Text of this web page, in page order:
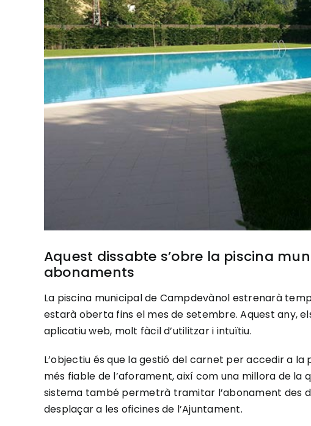
Aquest dissabte s’obre la piscina
abonaments
La piscina municipal de Campdevànol estrenarà
estarà oberta fins el mes de setembre. Aquest any,
aplicatiu web, molt fàcil d’utilitzar i intuïtiu.
L’objectiu és que la gestió del carnet per accedir a
més fiable de l’aforament, així com una millora de la
sistema també permetrà tramitar l’abonament des
desplaçar a les oficines de l’Ajuntament.